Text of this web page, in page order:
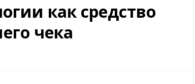
как средство
чека